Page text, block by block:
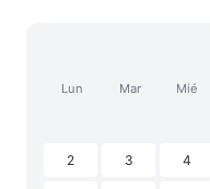
Lun Mar Mié
2 3 4